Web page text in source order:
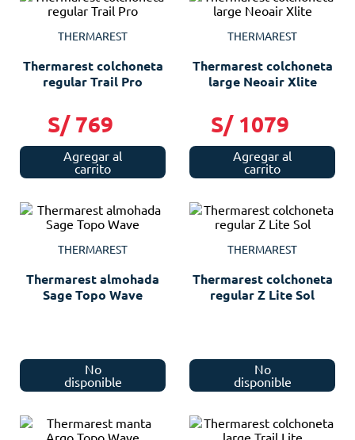
THERMAREST
Thermarest colchoneta
regular Trail Pro
S/ 769
Agregar al
carrito
THERMAREST
Thermarest colchoneta
large Neoair Xlite
S/ 1079
Agregar al
carrito
THERMAREST
Thermarest almohada
Sage Topo Wave
No
disponible
THERMAREST
Thermarest colchoneta
regular Z Lite Sol
No
disponible